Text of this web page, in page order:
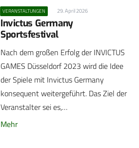
VERANSTALTUNGEN 29. April 2026
Invictus Germany
Sportsfestival
Nach dem großen Erfolg der INVICTUS
GAMES Düsseldorf 2023 wird die Idee
der Spiele mit Invictus Germany
konsequent weitergeführt. Das Ziel der
Veranstalter sei es,…
Mehr